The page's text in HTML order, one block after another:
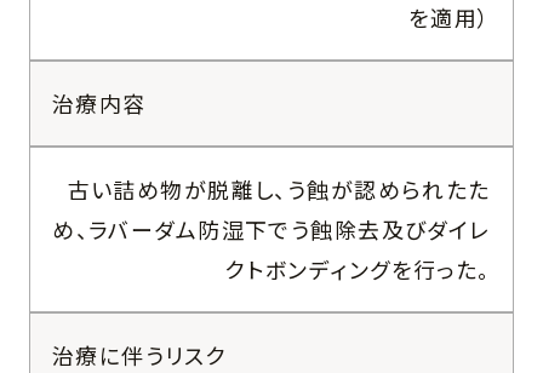
を適用）
治療内容
古い詰め物が脱離し、う蝕が認められたた
め、ラバーダム防湿下でう蝕除去及びダイレ
クトボンディングを行った。
治療に伴うリスク